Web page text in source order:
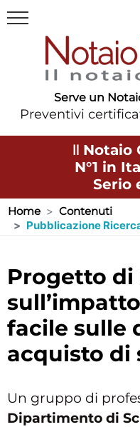
Serve un
Preventivi
Il Notaio
N°1 in
Serio
Home
Contenuti
Pubblicazione
progetto di ricerca
facile sulle
acquisto di
Un gruppo di
Dipartimento di